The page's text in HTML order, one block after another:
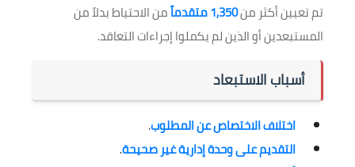
تم تعيين أكثر من1,350 متقدماً
من الاحتياط بدلاً من
المستبعدين أو الذين لم يكملوا إجراءات التعاقد.
أسباب الاستبعاد
اختلاف الاختصاص عن المطلوب.
التقديم على وحدة إدارية غير صحيحة.